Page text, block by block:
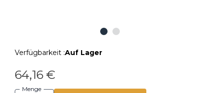
Verfügbarkeit :Auf Lager
64,16 €
Menge